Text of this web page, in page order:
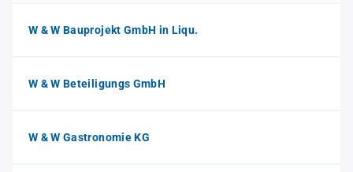
W & W Bauprojekt GmbH in Liqu.
W & W Beteiligungs GmbH
W & W Gastronomie KG